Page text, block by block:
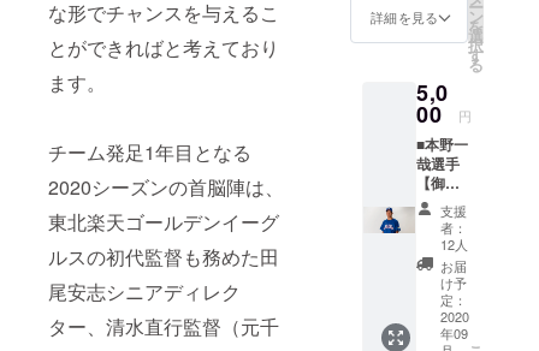
な形でチャンスを与えるこ
とができればと考えており
ます。
チーム発足1年目となる
2020シーズンの首脳陣は、
東北楽天ゴールデンイーグ
ルスの初代監督も務めた田
尾安志シニアディレク
ター、清水直行監督（元千
しま
お願い
いたし
ます。
※マフ
ラータ
オルの
デザイ
ンは変
更の可
能性も
ござい
ます。
晃選手
ラータ
オルで
琉球ブ
ルー
オー
シャン
ズを応
援した
いとい
う方は
こちら
よりご
支援を
よろし
サイン
入り御
礼手紙
ルで送
らせて
いただ
くのに
加え、
沼田拓
巳選手
のオリ
ジナル
マフ
ラータ
オルを
お送り
いたし
詳細を見る ー
ン
を
選
択
す
る
5,0
00 円
■本野一
哉選手
【御礼
手紙＋
本野一
哉選手
オリジ
ナルマ
フラー
タオ
ル】 本
支援
者：
12人
お届
け予
定：
2020
年09